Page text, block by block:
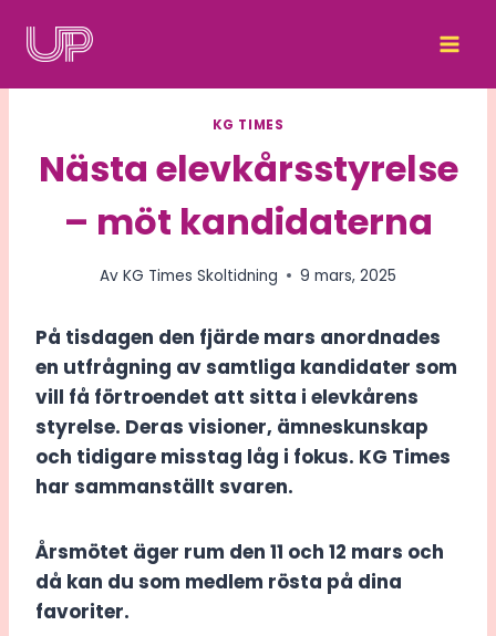
KG TIMES
Nästa elevkårsstyrelse
– möt kandidaterna
Av KG Times Skoltidning 9 mars, 2025
På tisdagen den fjärde mars anordnades
en utfrågning av samtliga kandidater som
vill få förtroendet att sitta i elevkårens
styrelse. Deras visioner, ämneskunskap
och tidigare misstag låg i fokus. KG Times
har sammanställt svaren.
Årsmötet äger rum den 11 och 12 mars och
då kan du som medlem rösta på dina
favoriter.